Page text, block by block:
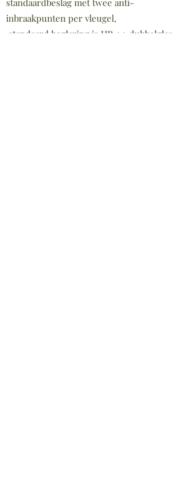
standaardbeslag met twee anti-
inbraakpunten per vleugel,
standaard beglazing is HR ++ dubbelglas.